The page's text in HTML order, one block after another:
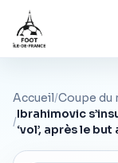
Accueil/Coupe du
/
Ibrahimovic
‘vol’, après le